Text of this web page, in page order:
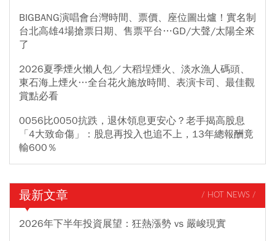
BIGBANG演唱會台灣時間、票價、座位圖出爐！實名制
台北高雄4場搶票日期、售票平台…GD/大聲/太陽全來
了
2026夏季煙火懶人包／大稻埕煙火、淡水漁人碼頭、
東石海上煙火…全台花火施放時間、表演卡司、最佳觀
賞點必看
0056比0050抗跌，退休領息更安心？老手揭高股息
「4大致命傷」：股息再投入也追不上，13年總報酬竟
輸600％
最新文章 / HOT NEWS /
2026年下半年投資展望：狂熱漲勢 vs 嚴峻現實